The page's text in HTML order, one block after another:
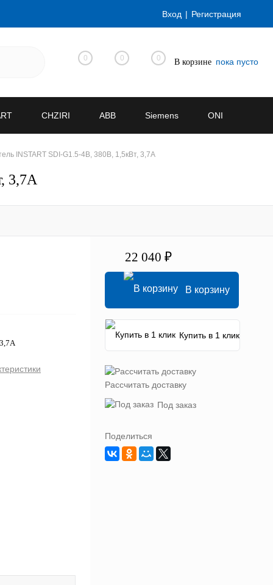
Вход Регистрация
0 0 0 В корзине пока пусто
CHZIRI ABB Siemens ONI
INSTART SDI-G1.5-4B, 380В, 1,5кВт, 3,7А
3,7А
22 040 ₽
В корзину
Купить в 1 клик
Рассчитать доставку
Под заказ
Поделиться